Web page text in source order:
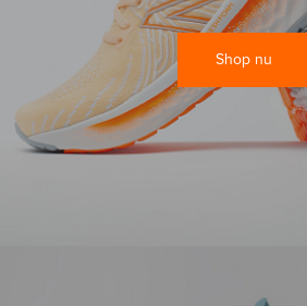
Shop nu